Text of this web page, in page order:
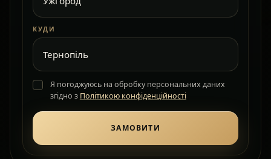
КУДИ
Я погоджуюсь на обробку персональних даних
згідно з Політикою конфіденційності
ЗАМОВИТИ